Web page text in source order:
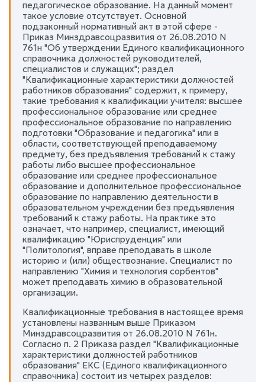
педагогическое образование. На данный момент
такое условие отсутствует. Основной
подзаконный нормативный акт в этой сфере -
Приказ Минздравсоцразвития от 26.08.2010 N
761н "Об утверждении Единого квалификационного
справочника должностей руководителей,
специалистов и служащих"; раздел
"Квалификационные характеристики должностей
работников образования" содержит, к примеру,
такие требования к квалификации учителя: высшее
профессиональное образование или среднее
профессиональное образование по направлению
подготовки "Образование и педагогика" или в
области, соответствующей преподаваемому
предмету, без предъявления требований к стажу
работы либо высшее профессиональное
образование или среднее профессиональное
образование и дополнительное профессиональное
образование по направлению деятельности в
образовательном учреждении без предъявления
требований к стажу работы. На практике это
означает, что например, специалист, имеющий
квалификацию "Юриспруденция" или
"Политология", вправе преподавать в школе
историю и (или) обществознание. Специалист по
направлению "Химия и технология сорбентов"
может преподавать химию в образовательной
организации.
Квалификационные требования в настоящее время
установлены названным выше Приказом
Минздравсоцразвития от 26.08.2010 N 761н.
Согласно п. 2 Приказа раздел "Квалификационные
характеристики должностей работников
образования" ЕКС (Единого квалификационного
справочника) состоит из четырех разделов: